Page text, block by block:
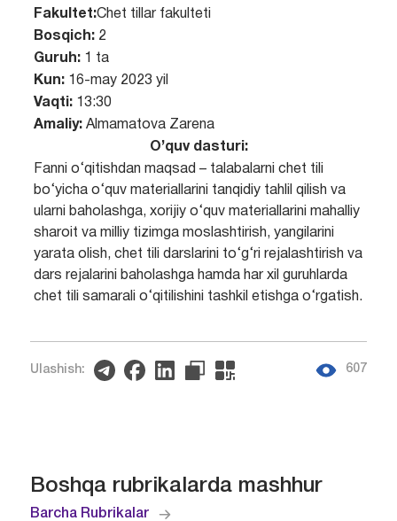
Fakultet:Chet tillar fakulteti
Bosqich: 2
Guruh:1 ta
Kun: 16-may 2023 yil
Vaqti:13:30
Amaliy: Almamatova Zarena
O’quv dasturi:
Fanni o‘qitishdan maqsad – talabalarni chet tili
bo‘yicha o‘quv materiallarini tanqidiy tahlil qilish va
ularni baholashga, xorijiy o‘quv materiallarini mahalliy
sharoit va milliy tizimga moslashtirish, yangilarini
yarata olish, chet tili darslarini to‘g‘ri rejalashtirish va
dars rejalarini baholashga hamda har xil guruhlarda
chet tili samarali o‘qitilishini tashkil etishga o‘rgatish.
Ulashish: 607
Boshqa rubrikalarda mashhur
Barcha Rubrikalar